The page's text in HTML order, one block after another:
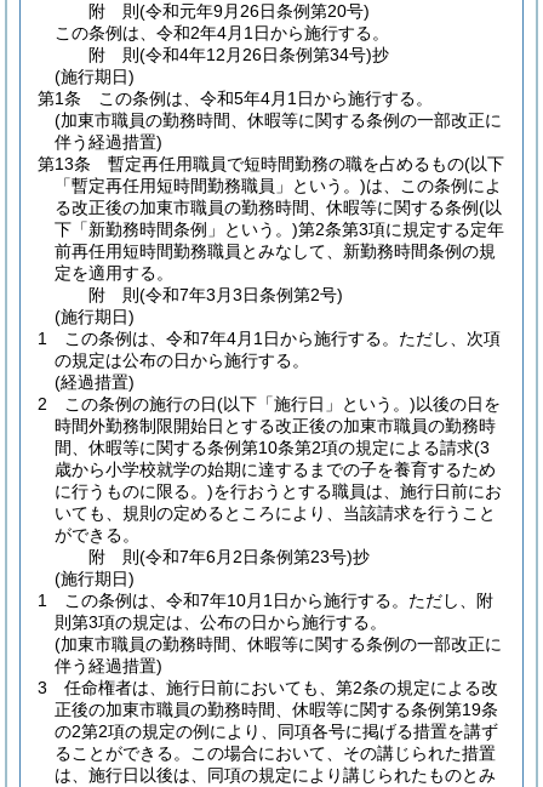
附 則(令和元年9月26日条例第20号)
この条例は、令和2年4月1日から施行する。
附 則(令和4年12月26日条例第34号)抄
(施行期日)
第1条
この条例は、令和5年4月1日から施行する。
(加東市職員の勤務時間、休暇等に関する条例の一部改正に
伴う経過措置)
第13条
暫定再任用職員で短時間勤務の職を占めるもの(以下
「暫定再任用短時間勤務職員」という。)は、この条例によ
る改正後の加東市職員の勤務時間、休暇等に関する条例(以
下「新勤務時間条例」という。)第2条第3項に規定する定年
前再任用短時間勤務職員とみなして、新勤務時間条例の規
定を適用する。
附 則(令和7年3月3日条例第2号)
(施行期日)
1
この条例は、令和7年4月1日から施行する。 ただし、次項
の規定は公布の日から施行する。
(経過措置)
2
この条例の施行の日(以下「施行日」という。)以後の日を
時間外勤務制限開始日とする改正後の加東市職員の勤務時
間、休暇等に関する条例第10条第2項の規定による請求(3
歳から小学校就学の始期に達するまでの子を養育するため
に行うものに限る。)を行おうとする職員は、施行日前にお
いても、規則の定めるところにより、当該請求を行うこと
ができる。
附 則(令和7年6月2日条例第23号)抄
(施行期日)
1
この条例は、令和7年10月1日から施行する。 ただし、附
則第3項の規定は、公布の日から施行する。
(加東市職員の勤務時間、休暇等に関する条例の一部改正に
伴う経過措置)
3
任命権者は、施行日前においても、第2条の規定による改
正後の加東市職員の勤務時間、休暇等に関する条例第19条
の2第2項の規定の例により、同項各号に掲げる措置を講ず
ることができる。
この場合において、その講じられた措置
は、施行日以後は、同項の規定により講じられたものとみ